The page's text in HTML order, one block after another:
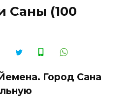
Саны (100
Город Сана